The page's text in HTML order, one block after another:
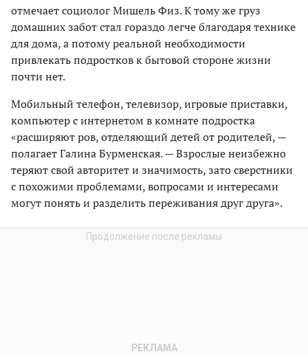
отмечает социолог Мишель Физ. К тому же груз
домашних забот стал гораздо легче благодаря технике
для дома, а потому реальной необходимости
привлекать подростков к бытовой стороне жизни
почти нет.
Мобильный телефон, телевизор, игровые приставки,
компьютер с интернетом в комнате подростка
«расширяют ров, отделяющий детей от родителей, —
полагает Галина Бурменская. — Взрослые неизбежно
теряют свой авторитет и значимость, зато сверстники
с похожими проблемами, вопросами и интересами
могут понять и разделить переживания друг друга».